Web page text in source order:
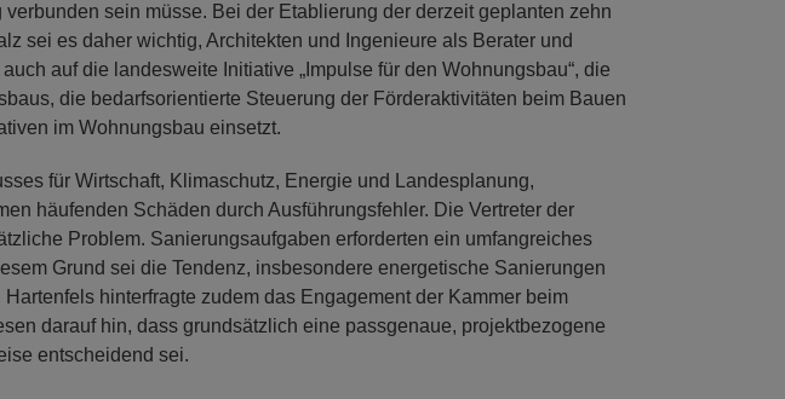
sein müsse. Bei der Etablierung der derzeit geplanten zehn
sei es daher wichtig, Architekten und Ingenieure als Berater und
auf die landesweite Initiative „Impulse für den Wohnungsbau“, die
die bedarfsorientierte Steuerung der Förderaktivitäten beim Bauen
im Wohnungsbau einsetzt.
für Wirtschaft, Klimaschutz, Energie und Landesplanung,
häufenden Schäden durch Ausführungsfehler. Die Vertreter der
Problem. Sanierungsaufgaben erforderten ein umfangreiches
Grund sei die Tendenz, insbesondere energetische Sanierungen
hinterfragte zudem das Engagement der Kammer beim
darauf hin, dass grundsätzlich eine passgenaue, projektbezogene
entscheidend sei.